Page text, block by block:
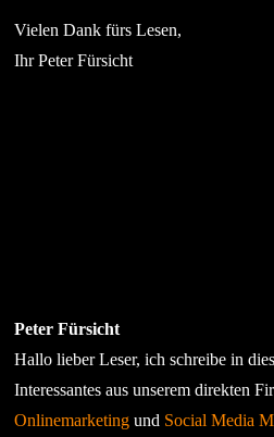
Vielen Dank fürs Lesen,
Ihr Peter Fürsicht
Peter Fürsicht
Hallo lieber Leser, ich schreibe in
Interessantes aus unserem direkten
Onlinemarketing und Social Media